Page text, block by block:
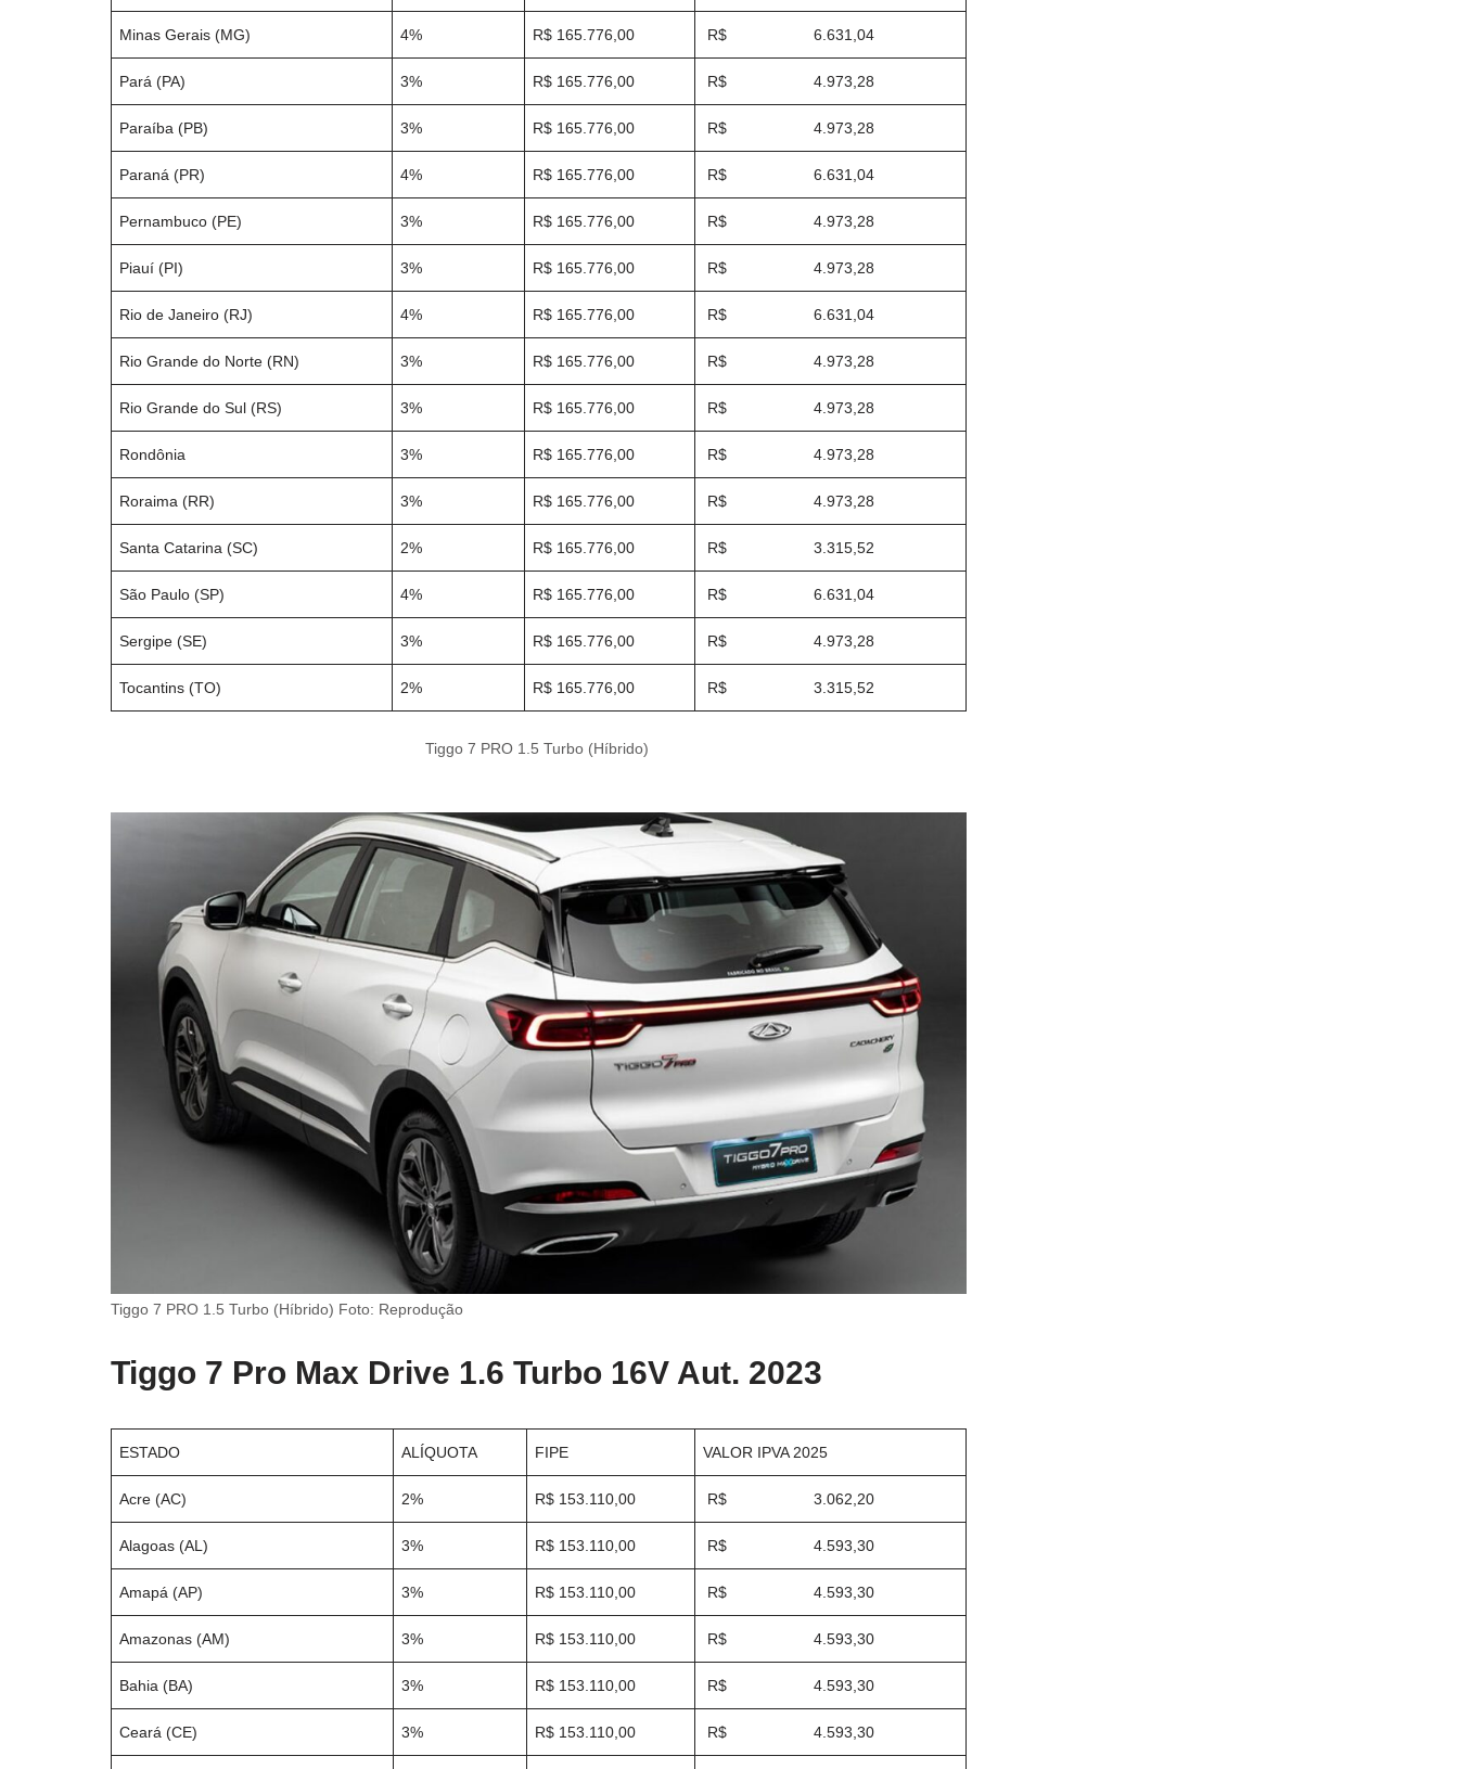
Minas Gerais (MG) 4% R$ 165.776,00 R$ 6.631,04
Pará (PA) 3% R$ 165.776,00 R$ 4.973,28
Paraíba (PB) 3% R$ 165.776,00 R$ 4.973,28
Paraná (PR) 4% R$ 165.776,00 R$ 6.631,04
Pernambuco (PE) 3% R$ 165.776,00 R$ 4.973,28
Piauí (PI) 3% R$ 165.776,00 R$ 4.973,28
Rio de Janeiro (RJ) 4% R$ 165.776,00 R$ 6.631,04
Rio Grande do Norte (RN) 3% R$ 165.776,00 R$ 4.973,28
Rio Grande do Sul (RS) 3% R$ 165.776,00 R$ 4.973,28
Rondônia 3% R$ 165.776,00 R$ 4.973,28
Roraima (RR) 3% R$ 165.776,00 R$ 4.973,28
Santa Catarina (SC) 2% R$ 165.776,00 R$ 3.315,52
São Paulo (SP) 4% R$ 165.776,00 R$ 6.631,04
Sergipe (SE) 3% R$ 165.776,00 R$ 4.973,28
Tocantins (TO) 2% R$ 165.776,00 R$ 3.315,52
Tiggo 7 PRO 1.5 Turbo (Híbrido)
Tiggo 7 PRO 1.5 Turbo (Híbrido) Foto: Reprodução
Tiggo 7 Pro Max Drive 1.6 Turbo 16V Aut. 2023
ESTADO ALÍQUOTA FIPE VALOR IPVA 2025
Acre (AC) 2% R$ 153.110,00 R$ 3.062,20
Alagoas (AL) 3% R$ 153.110,00 R$ 4.593,30
Amapá (AP) 3% R$ 153.110,00 R$ 4.593,30
Amazonas (AM) 3% R$ 153.110,00 R$ 4.593,30
Bahia (BA) 3% R$ 153.110,00 R$ 4.593,30
Ceará (CE) 3% R$ 153.110,00 R$ 4.593,30